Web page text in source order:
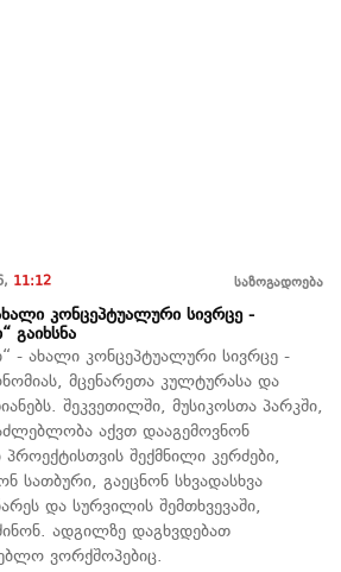
11:12 საზოგადოება
კონცეპტუალური სივრცე -
გაიხსნა
- ახალი კონცეპტუალური სივრცე -
მცენარეთა კულტურასა და
შეკვეთილში, მუსიკოსთა პარკში,
აქვთ დააგემოვნონ
შექმნილი კერძები,
სათბური, გაეცნონ სხვადასხვა
და სურვილის შემთხვევაში,
ადგილზე დაგხვდებათ
ვორქშოპებიც.